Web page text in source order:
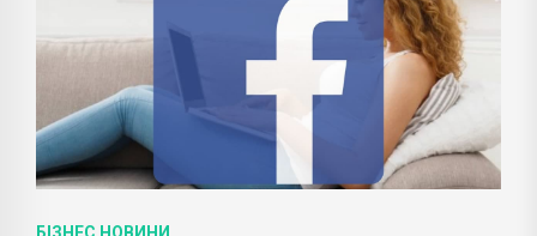
БІЗНЕС НОВИНИ